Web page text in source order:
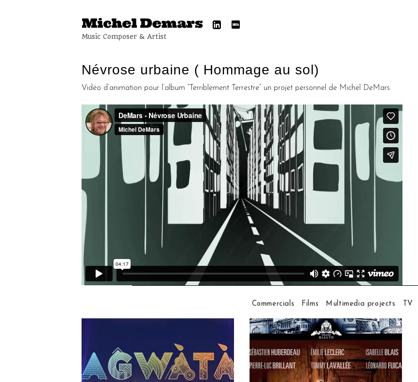
Michel Demars
Music Composer & Artist
Névrose urbaine ( Hommage au sol)
Vidéo d’animation pour l’album “Terriblement Terrestre” un projet personnel de Michel DeMars.
Commercials Films Multimedia projects TV